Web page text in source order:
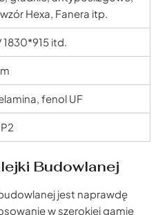
Hexa, Fanera itp.
itd.
fenol UF
Budowlanej
jest naprawdę
w szerokiej gamie